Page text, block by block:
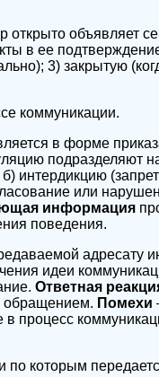
открыто объявляет
в ее
3) закрытую
коммуникации.
в форме
подразделяют
интердикцию (запрет
или
информация
поведения.
адресату
идеи
Ответная
обращением. Помехи
процесс
по которым